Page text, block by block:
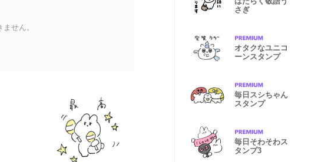
せん。
さぎ
オタクなユニコ
ーンスタンプ
毎日スシちゃん
スタンプ
毎日そわそわス
タンプ3